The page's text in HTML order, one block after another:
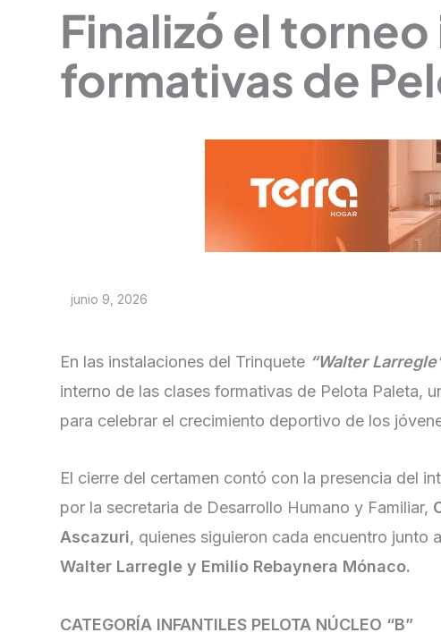
Finalizó el
formativas de
junio 9, 2026
En las instalaciones del Trinquete “Walter
interno de las clases formativas de Pelota Paleta,
para celebrar el crecimiento deportivo de los
El cierre del certamen contó con la presencia del
por la secretaria de Desarrollo Humano y Familiar,
Ascazuri, quienes siguieron cada encuentro junto
Walter Larregle y Emilio Rebaynera Mónaco.
CATEGORÍA INFANTILES PELOTA NÚCLEO “B”